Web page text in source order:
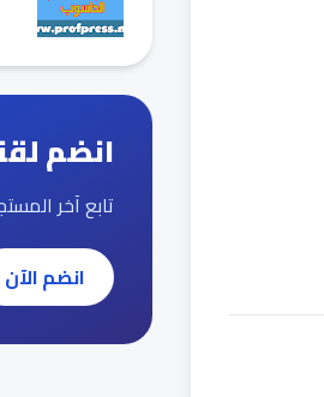
انضم
تابع آخر
انضم الآن